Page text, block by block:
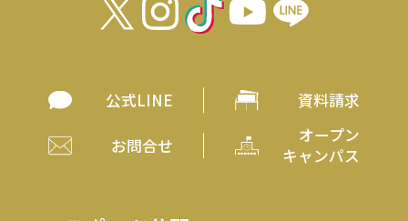
公式LINE 資料請求
お問合せ
オープン
キャンパス